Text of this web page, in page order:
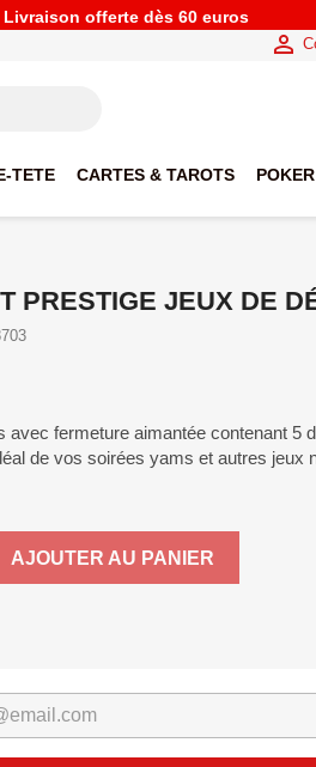
offerte dès 60 euros

TETE CARTES & TAROTS
PRESTIGE JEUX DE
avec fermeture aimantée contenant 5
de vos soirées yams et autres jeux
AJOUTER AU PANIER